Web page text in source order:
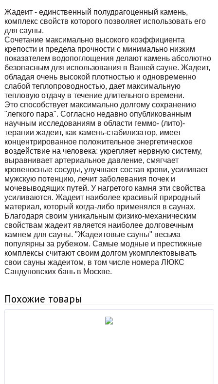
Жадеит - единственный полудрагоценный камень,
комплекс свойств которого позволяет использовать его
для сауны.
Сочетание максимально высокого коэффициента
крепости и предела прочности с минимально низким
показателем водопоглощения делают камень абсолютно
безопасным для использования в Вашей сауне. Жадеит,
обладая очень высокой плотностью и одновременно
слабой теплопроводностью, дает максимальную
тепловую отдачу в течение длительного времени.
Это способствует максимально долгому сохранению
"легкого пара". Согласно недавно опубликованным
научным исследованиям в области геммо- (лито)-
терапии жадеит, как камень-стабилизатор, имеет
концентрированное положительное энергетическое
воздействие на человека: укрепляет нервную систему,
выравнивает артериальное давление, смягчает
кровеносные сосуды, улучшает состав крови, усиливает
мужскую потенцию, лечит заболевания почек и
мочевыводящих путей. У нагретого камня эти свойства
усиливаются. Жадеит наиболее красивый природный
материал, который когда-либо применялся в саунах.
Благодаря своим уникальным физико-механическим
свойствам жадеит является наиболее долговечным
камнем для сауны. "Жадеитовые сауны" весьма
популярны за рубежом. Самые модные и престижные
комплексы считают своим долгом укомплектовывать
свои сауны жадеитом, в том числе номера ЛЮКС
Сандуновских бань в Москве.
Похожие товары